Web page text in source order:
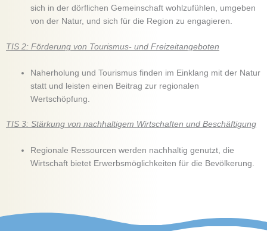
sich in der dörflichen Gemeinschaft wohlzufühlen, umgeben
von der Natur, und sich für die Region zu engagieren.
TIS 2: Förderung von Tourismus- und Freizeitangeboten
Naherholung und Tourismus finden im Einklang mit der Natur
statt und leisten einen Beitrag zur regionalen
Wertschöpfung.
TIS 3: Stärkung von nachhaltigem Wirtschaften und Beschäftigung
Regionale Ressourcen werden nachhaltig genutzt, die
Wirtschaft bietet Erwerbsmöglichkeiten für die Bevölkerung.